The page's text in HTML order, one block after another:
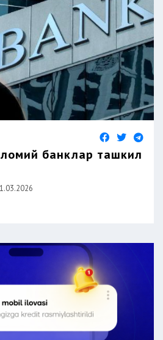
банклар ташкил